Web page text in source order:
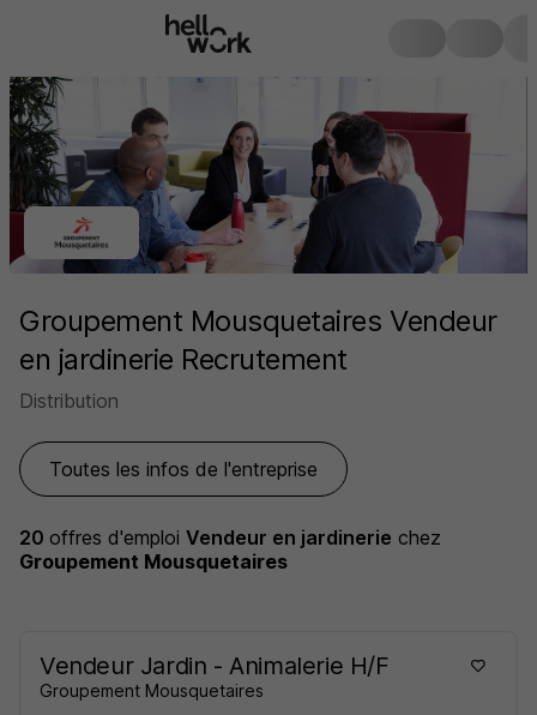
Groupement Mousquetaires Vendeur
en jardinerie Recrutement
Distribution
Toutes les infos de l'entreprise
20 offres d'emploi Vendeur en jardinerie chez
Groupement Mousquetaires
Vendeur Jardin - Animalerie H/F
Groupement Mousquetaires